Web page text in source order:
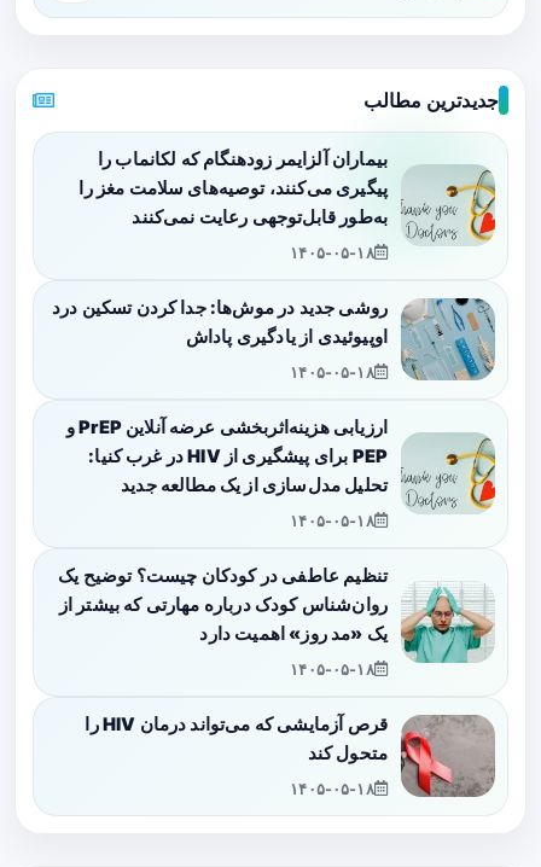
جدیدترین مطالب
بیماران آلزایمر زودهنگام که لکانماب را
پیگیری می‌کنند، توصیه‌های سلامت مغز را
به‌طور قابل‌توجهی رعایت نمی‌کنند
۱۴۰۵-۰۵-۱۸
روشی جدید در موش‌ها: جدا کردن تسکین درد
اوپیوئیدی از یادگیری پاداش
۱۴۰۵-۰۵-۱۸
ارزیابی هزینه‌اثربخشی عرضه آنلاین PrEP و
PEP برای پیشگیری از HIV در غرب کنیا:
تحلیل مدل‌سازی از یک مطالعه جدید
۱۴۰۵-۰۵-۱۸
تنظیم عاطفی در کودکان چیست؟ توضیح یک
روان‌شناس کودک درباره مهارتی که بیشتر از
یک «مد روز» اهمیت دارد
۱۴۰۵-۰۵-۱۸
قرص آزمایشی که می‌تواند درمان HIV را
متحول کند
۱۴۰۵-۰۵-۱۸